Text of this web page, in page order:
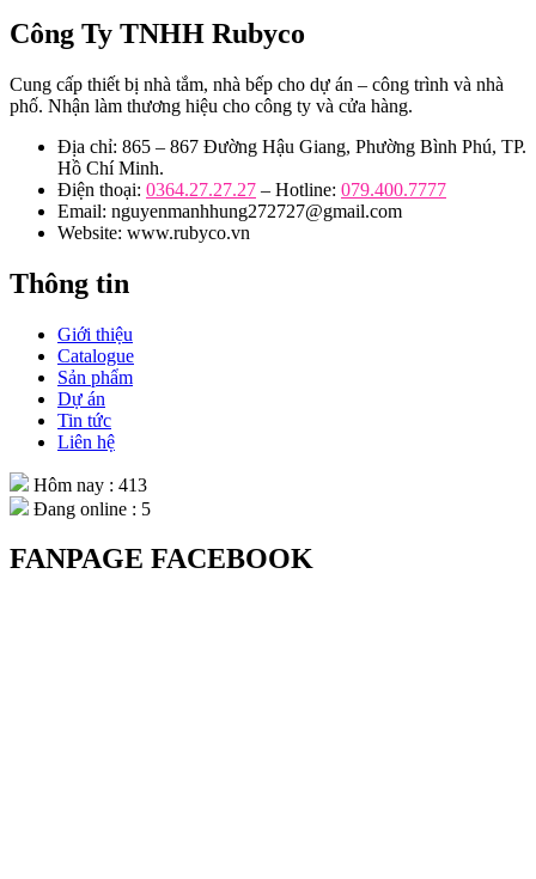
Công Ty TNHH Rubyco
Cung cấp thiết bị nhà tắm, nhà bếp cho dự án – công trình và nhà
phố. Nhận làm thương hiệu cho công ty và cửa hàng.
Địa chỉ: 865 – 867 Đường Hậu Giang, Phường Bình Phú, TP.
Hồ Chí Minh.
Điện thoại: 0364.27.27.27 – Hotline: 079.400.7777
Email: nguyenmanhhung272727@gmail.com
Website: www.rubyco.vn
Thông tin
Giới thiệu
Catalogue
Sản phẩm
Dự án
Tin tức
Liên hệ
Hôm nay : 413
Đang online : 5
FANPAGE FACEBOOK